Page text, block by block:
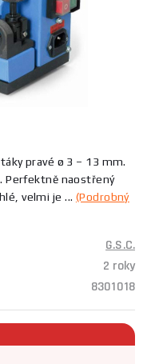
pravé ø 3 – 13 mm.
Perfektně naostřený
velmi je ... (Podrobný
G.S.C.
2 roky
8301018